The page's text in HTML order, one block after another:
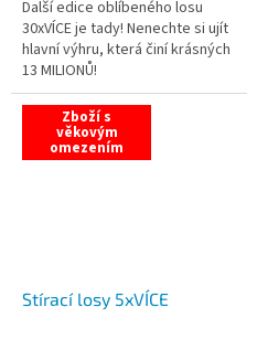
Další edice oblíbeného losu
30xVÍCE je tady! Nenechte si ujít
hlavní výhru, která činí krásných
13 MILIONŮ!
Zboží s
věkovým
omezením
Stírací losy 5xVÍCE